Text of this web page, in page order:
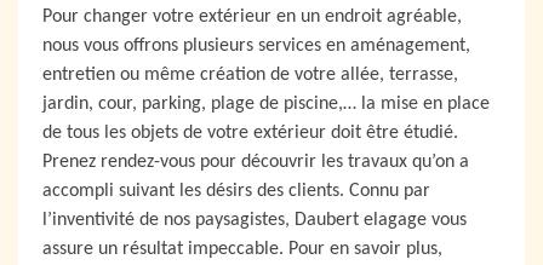
Pour changer votre extérieur en un endroit agréable,
nous vous offrons plusieurs services en aménagement,
entretien ou même création de votre allée, terrasse,
jardin, cour, parking, plage de piscine,… la mise en place
de tous les objets de votre extérieur doit être étudié.
Prenez rendez-vous pour découvrir les travaux qu’on a
accompli suivant les désirs des clients. Connu par
l’inventivité de nos paysagistes, Daubert elagage vous
assure un résultat impeccable. Pour en savoir plus,